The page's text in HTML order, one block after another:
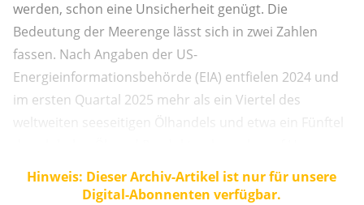
werden, schon eine Unsicherheit genügt. Die
Bedeutung der Meerenge lässt sich in zwei Zahlen
fassen. Nach Angaben der US-
Energieinformationsbehörde (EIA) entfielen 2024 und
im ersten Quartal 2025 mehr als ein Viertel des
weltweiten seeseitigen Ölhandels und etwa ein Fünftel
Rund ein Fünftel des weltweiten LNG-Handels nahm
denselben Weg, vor allem aus Katar, und ging
Hinweis: Dieser Archiv-Artikel ist nur für unsere
Digital-Abonnenten verfügbar.